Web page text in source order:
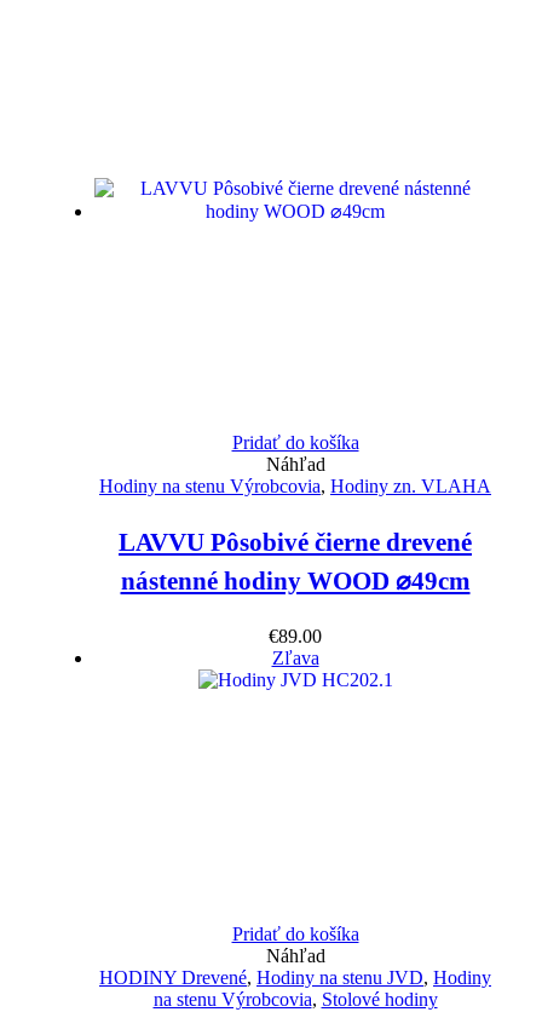
Pridať do košíka
Náhľad
Hodiny na stenu Výrobcovia, Hodiny zn. VLAHA
LAVVU Pôsobivé čierne drevené
nástenné hodiny WOOD ⌀49cm
€89.00
Zľava
Pridať do košíka
Náhľad
HODINY Drevené, Hodiny na stenu JVD, Hodiny
na stenu Výrobcovia, Stolové hodiny